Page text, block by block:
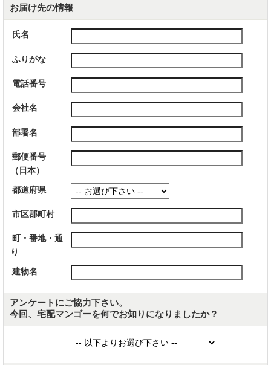
お届け先の情報
氏名
ふりがな
電話番号
会社名
部署名
郵便番号
（日本）
都道府県
市区郡町村
町・番地・通
り
建物名
アンケートにご協力下さい。
今回、宅配マンゴーを何でお知りになりましたか？